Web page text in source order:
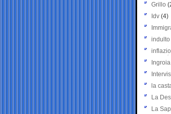
Grillo
Idv (4)
indulto
Ingroia
la
La
La